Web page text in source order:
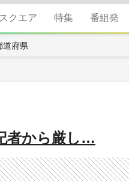
クエア 特集 番組発
道府県
者から厳し…